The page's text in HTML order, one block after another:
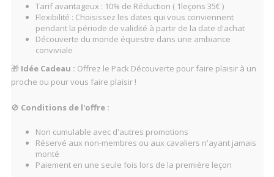
Tarif avantageux : 10% de Réduction ( 1leçons 35€ )
Flexibilité : Choisissez les dates qui vous conviennent
pendant la période de validité à partir de la date d'achat
Découverte du monde équestre dans une ambiance
conviviale
🎁 Idée Cadeau : Offrez le Pack Découverte pour faire plaisir à un
proche ou pour vous faire plaisir !
🚫 Conditions de l'offre :
Non cumulable avec d'autres promotions
Réservé aux non-membres ou aux cavaliers n'ayant jamais
monté
Paiement en une seule fois lors de la première leçon